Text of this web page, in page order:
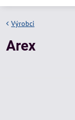
Výrobci
Arex